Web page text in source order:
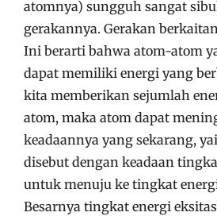
atomnya) sungguh sangat
gerakannya. Gerakan
Ini berarti bahwa atom-atom
dapat memiliki energi yang
kita memberikan sejumlah
atom, maka atom dapat
keadaannya yang sekarang,
disebut dengan keadaan
untuk menuju ke tingkat
Besarnya tingkat energi